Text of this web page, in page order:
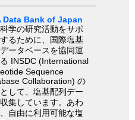
Data Bank of Japan
学の研究活動をサポ
るために、国際塩基
ータベースを協同運
INSDC (International
Sequence
Collaboration) の
して、塩基配列デー
集しています。あわ
自由に利用可能な塩